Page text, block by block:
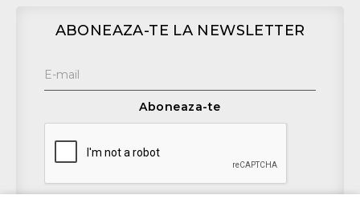
ABONEAZA-TE LA NEWSLETTER
Aboneaza-te